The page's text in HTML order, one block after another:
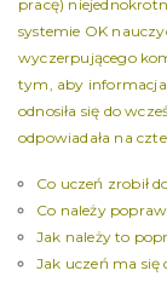
pracę)
systemie OK
wyczerpującego
tym, aby informacja
odnosiła się do
odpowiadała na
Co uczeń zrobił
Co należy
Jak należy to
Jak uczeń ma się